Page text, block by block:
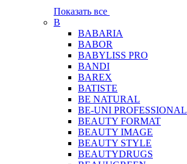
Показать все
B
BABARIA
BABOR
BABYLISS PRO
BANDI
BAREX
BATISTE
BE NATURAL
BE-UNI PROFESSIONAL
BEAUTY FORMAT
BEAUTY IMAGE
BEAUTY STYLE
BEAUTYDRUGS